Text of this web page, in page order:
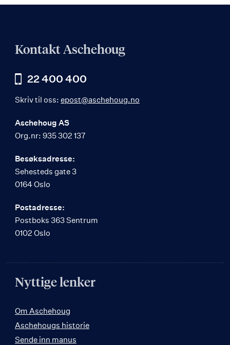
Kontakt Aschehoug
22 400 400
Skriv til oss: epost@aschehoug.no
Aschehoug AS
Org.nr: 935 302 137
Besøksadresse:
Sehesteds gate 3
0164 Oslo
Postadresse:
Postboks 363 Sentrum
0102 Oslo
Nyttige lenker
Om Aschehoug
Aschehougs historie
Sende inn manus